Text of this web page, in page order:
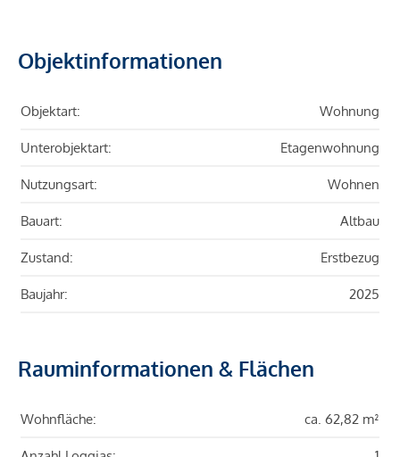
Objektinformationen
Objektart: Wohnung
Unterobjektart: Etagenwohnung
Nutzungsart: Wohnen
Bauart: Altbau
Zustand: Erstbezug
Baujahr: 2025
Rauminformationen & Flächen
Wohnfläche: ca. 62,82 m²